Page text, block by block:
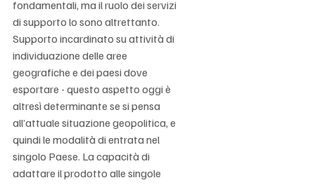
fondamentali, ma il ruolo dei servizi
di supporto lo sono altrettanto.
Supporto incardinato su attività di
individuazione delle aree
geografiche e dei paesi dove
esportare - questo aspetto oggi è
altresì determinante se si pensa
all’attuale situazione geopolitica, e
quindi le modalità di entrata nel
singolo Paese. La capacità di
adattare il prodotto alle singole